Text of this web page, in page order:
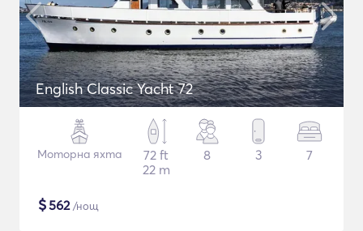
English Classic Yacht 72
Моторна яхта
72 ft
22 m
8 3 7
$562/нощ